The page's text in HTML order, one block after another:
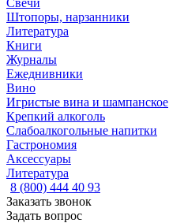
Свечи
Штопоры, нарзанники
Литература
Книги
Журналы
Ежеднивники
Вино
Игристые вина и шампанское
Крепкий алкоголь
Слабоалкогольные напитки
Гастрономия
Аксессуары
Литература
8 (800) 444 40 93
Заказать звонок
Задать вопрос